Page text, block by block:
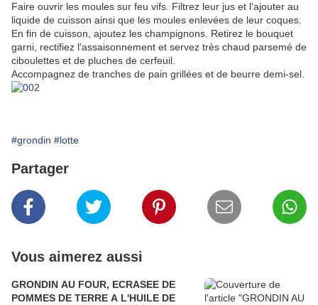
Faire ouvrir les moules sur feu vifs. Filtrez leur jus et l'ajouter au
liquide de cuisson ainsi que les moules enlevées de leur coques.
En fin de cuisson, ajoutez les champignons. Retirez le bouquet
garni, rectifiez l'assaisonnement et servez très chaud parsemé de
ciboulettes et de pluches de cerfeuil.
Accompagnez de tranches de pain grillées et de beurre demi-sel.
#grondin #lotte
Partager
Vous aimerez aussi
GRONDIN AU FOUR, ECRASEE DE
POMMES DE TERRE A L'HUILE DE